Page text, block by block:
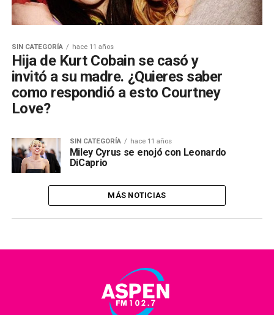
SIN CATEGORÍA hace 11 años
Hija de Kurt Cobain se casó y
invitó a su madre. ¿Quieres saber
como respondió a esto Courtney
Love?
SIN CATEGORÍA hace 11 años
Miley Cyrus se enojó con Leonardo
DiCaprio
MÁS NOTICIAS